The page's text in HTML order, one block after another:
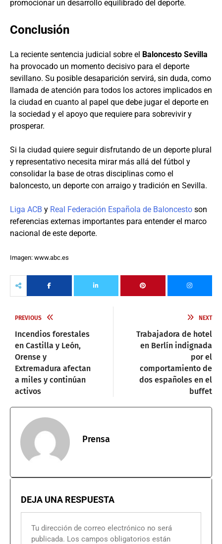
promocionar un desarrollo equilibrado del deporte.
Conclusión
La reciente sentencia judicial sobre el Baloncesto Sevilla
ha provocado un momento decisivo para el deporte
sevillano. Su posible desaparición servirá, sin duda, como
llamada de atención para todos los actores implicados en
la ciudad en cuanto al papel que debe jugar el deporte en
la sociedad y el apoyo que requiere para sobrevivir y
prosperar.
Si la ciudad quiere seguir disfrutando de un deporte plural
y representativo necesita mirar más allá del fútbol y
consolidar la base de otras disciplinas como el
baloncesto, un deporte con arraigo y tradición en Sevilla.
Liga ACB y Real Federación Española de Baloncesto son
referencias externas importantes para entender el marco
nacional de este deporte.
Imagen: www.abc.es
PREVIOUS
Incendios forestales
en Castilla y León,
Orense y
Extremadura afectan
a miles y continúan
activos
NEXT
Trabajadora de hotel
en Berlín indignada
por el
comportamiento de
dos españoles en el
buffet
Prensa
DEJA UNA RESPUESTA
Tu dirección de correo electrónico no será
publicada. Los campos obligatorios están